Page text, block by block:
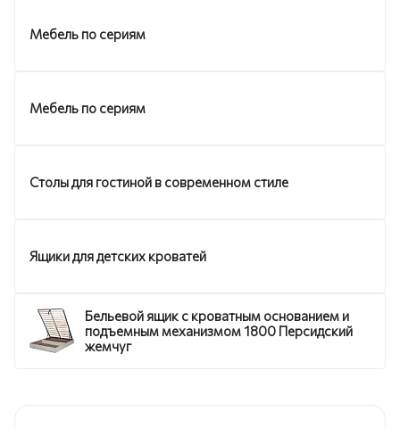
Мебель по сериям
Мебель по сериям
Столы для гостиной в современном стиле
Ящики для детских кроватей
Бельевой ящик с кроватным основанием и
подъемным механизмом 1800 Персидский
жемчуг